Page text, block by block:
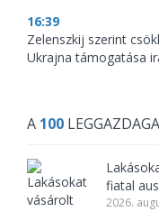
16:39
Zelenszkij szerint
Ukrajna támogatása
A 100
fiatal
2026.